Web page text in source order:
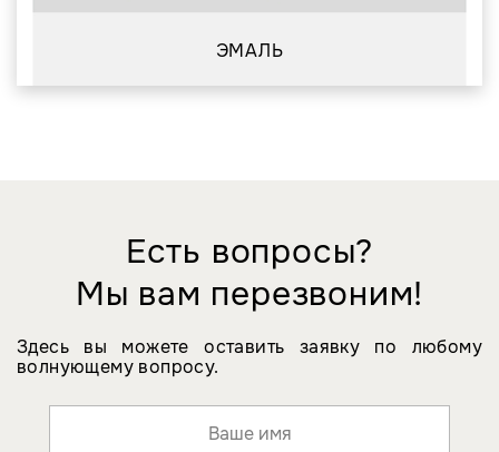
ЭМАЛЬ
Есть вопросы?
Мы вам перезвоним!
Здесь вы можете оставить заявку по любому
волнующему вопросу.